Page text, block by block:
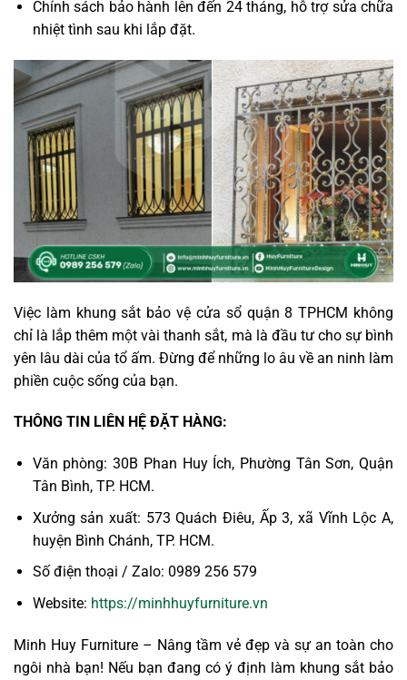
Chính sách bảo hành lên đến 24 tháng, hỗ trợ sửa chữa
nhiệt tình sau khi lắp đặt.
Việc làm khung sắt bảo vệ cửa sổ quận 8 TPHCM không
chỉ là lắp thêm một vài thanh sắt, mà là đầu tư cho sự bình
yên lâu dài của tổ ấm. Đừng để những lo âu về an ninh làm
phiền cuộc sống của bạn.
THÔNG TIN LIÊN HỆ ĐẶT HÀNG:
Văn phòng: 30B Phan Huy Ích, Phường Tân Sơn, Quận
Tân Bình, TP. HCM.
Xưởng sản xuất: 573 Quách Điêu, Ấp 3, xã Vĩnh Lộc A,
huyện Bình Chánh, TP. HCM.
Số điện thoại / Zalo: 0989 256 579
Website: https://minhhuyfurniture.vn
Minh Huy Furniture – Nâng tầm vẻ đẹp và sự an toàn cho
ngôi nhà bạn! Nếu bạn đang có ý định làm khung sắt bảo